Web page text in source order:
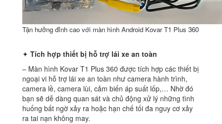
Tận hưởng đỉnh cao với màn hình Android Kovar T1 Plus 360
✦ Tích hợp thiết bị hỗ trợ lái xe an toàn
– Màn hình Kovar T1 Plus 360 được tích hợp các thiết bị
ngoại vi hỗ trợ lái xe an toàn như camera hành trình,
camera lề, camera lùi, cảm biến áp suất lốp,… Nhờ đó
bạn sẽ dễ dàng quan sát và chủ động xử lý những tình
huống bất ngờ xảy ra hoặc hạn chế tối đa nguy cơ xảy
ra tai nạn không may.